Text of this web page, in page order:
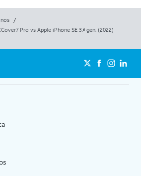
/
Pro vs Apple iPhone SE 3.ª gen. (2022)